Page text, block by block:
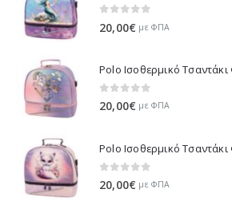
20,00€ με ΦΠΑ
0 out of 5
20,00€ με ΦΠΑ
0 out of 5
20,00€ με ΦΠΑ